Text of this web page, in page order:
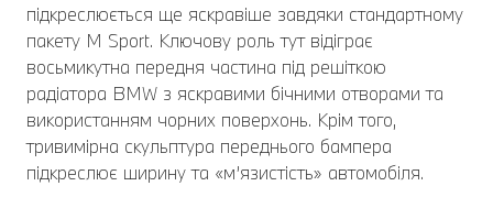
підкреслюється ще яскравіше завдяки стандартному
пакету M Sport. Ключову роль тут відіграє
восьмикутна передня частина під решіткою
радіатора BMW з яскравими бічними отворами та
використанням чорних поверхонь. Крім того,
тривимірна скульптура переднього бампера
підкреслює ширину та «м’язистість» автомобіля.